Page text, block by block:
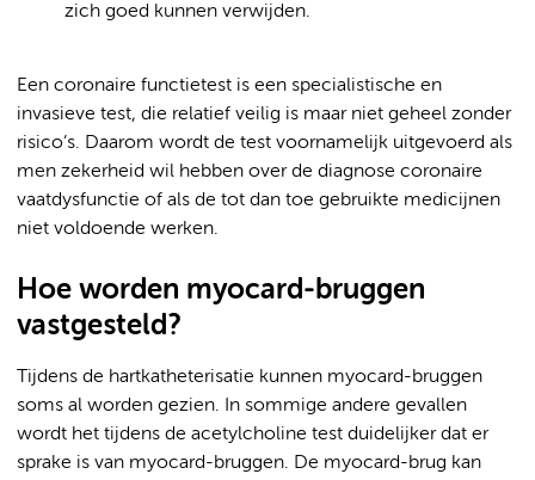
zich goed kunnen verwijden.
Een coronaire functietest is een specialistische en
invasieve test, die relatief veilig is maar niet geheel zonder
risico’s. Daarom wordt de test voornamelijk uitgevoerd als
men zekerheid wil hebben over de diagnose coronaire
vaatdysfunctie of als de tot dan toe gebruikte medicijnen
niet voldoende werken.
Hoe worden myocard-bruggen
vastgesteld?
Tijdens de hartkatheterisatie kunnen myocard-bruggen
soms al worden gezien. In sommige andere gevallen
wordt het tijdens de acetylcholine test duidelijker dat er
sprake is van myocard-bruggen. De myocard-brug kan